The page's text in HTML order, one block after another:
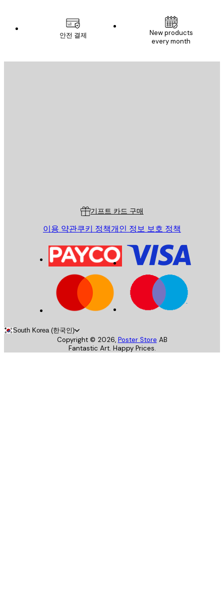
안전 결제
New products
every month
기프트 카드 구매
이용 약관쿠키 정책개인 정보 보호 정책
South Korea (한국인)
Copyright © 2026, Poster Store AB
Fantastic Art. Happy Prices.